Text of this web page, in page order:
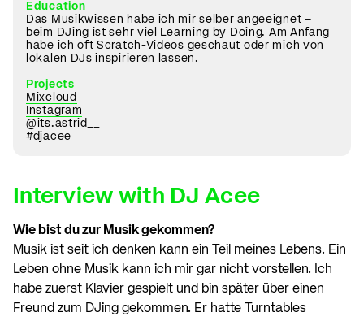
Education
Das Musikwissen habe ich mir selber angeeignet –
beim DJing ist sehr viel Learning by Doing. Am Anfang
habe ich oft Scratch-Videos geschaut oder mich von
lokalen DJs inspirieren lassen.
Projects
Mixcloud
Instagram
@its.astrid__
#djacee
Interview with DJ Acee
Wie bist du zur Musik gekommen?
Musik ist seit ich denken kann ein Teil meines Lebens. Ein
Leben ohne Musik kann ich mir gar nicht vorstellen. Ich
habe zuerst Klavier gespielt und bin später über einen
Freund zum DJing gekommen. Er hatte Turntables